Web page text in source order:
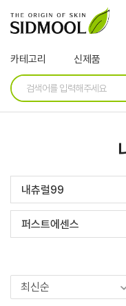
카테고리 신제품
내츄럴99
퍼스트에센스